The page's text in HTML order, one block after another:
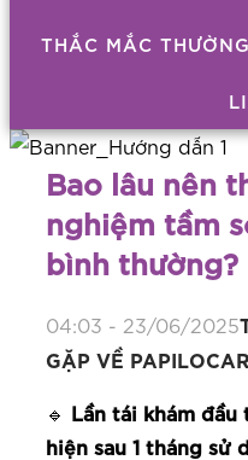
THẮC MẮC
Bao lâu nên
nghiệm tầm
bình thường?
04:03 - 23/06/2025
GẶP VỀ
🔹 Lần tái khám
hiện sau 1 tháng sử